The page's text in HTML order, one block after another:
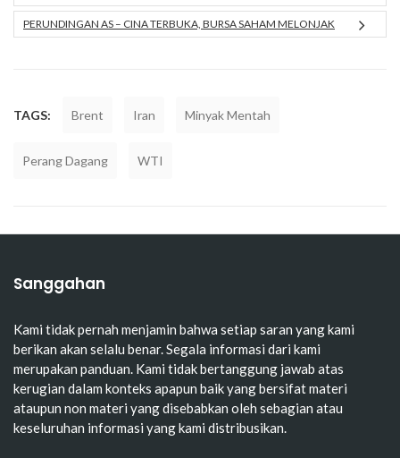
PERUNDINGAN AS – CINA TERBUKA, BURSA SAHAM MELONJAK
TAGS: Brent Iran Minyak Mentah
Perang Dagang WTI
Sanggahan
Kami tidak pernah menjamin bahwa setiap saran yang kami
berikan akan selalu benar. Segala informasi dari kami
merupakan panduan. Kami tidak bertanggung jawab atas
kerugian dalam konteks apapun baik yang bersifat materi
ataupun non materi yang disebabkan oleh sebagian atau
keseluruhan informasi yang kami distribusikan.